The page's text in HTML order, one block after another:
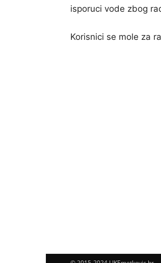
isporuci vode zbog
Korisnici se mole za